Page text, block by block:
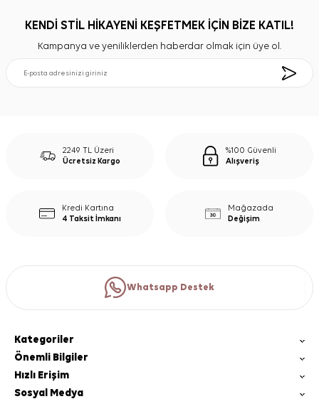
KENDİ STİL HİKAYENİ KEŞFETMEK İÇİN BİZE KATIL!
Kampanya ve yeniliklerden haberdar olmak için üye ol.
2249 TL Üzeri
Ücretsiz Kargo
%100 Güvenli
Alışveriş
Kredi Kartına
4 Taksit İmkanı
Mağazada
Değişim
Whatsapp Destek
Kategoriler
Önemli Bilgiler
Hızlı Erişim
Sosyal Medya